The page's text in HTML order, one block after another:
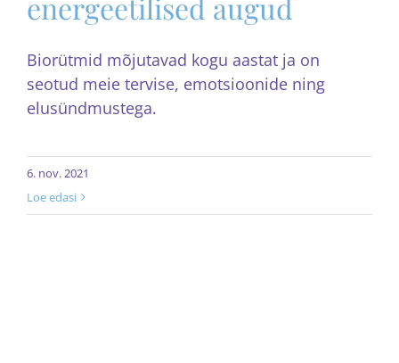
Biorütmid mõjutavad kogu aastat ja on
seotud meie tervise, emotsioonide ning
elusündmustega.
6. nov. 2021
Loe edasi